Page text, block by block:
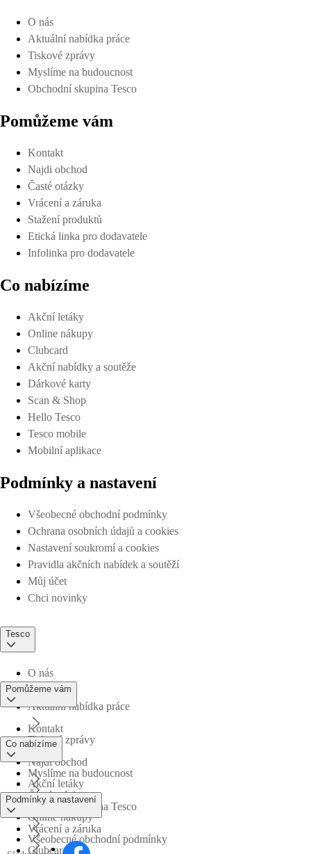
O nás
Aktuální nabídka práce
Tiskové zprávy
Myslíme na budoucnost
Obchodní skupina Tesco
Pomůžeme vám
Kontakt
Najdi obchod
Časté otázky
Vrácení a záruka
Stažení produktů
Etická linka pro dodavatele
Infolinka pro dodavatele
Co nabízíme
Akční letáky
Online nákupy
Clubcard
Akční nabídky a soutěže
Dárkové karty
Scan & Shop
Hello Tesco
Tesco mobile
Mobilní aplikace
Podmínky a nastavení
Všeobecné obchodní podmínky
Ochrana osobních údajů a cookies
Nastavení soukromí a cookies
Pravidla akčních nabídek a soutěží
Můj účet
Chci novinky
Tesco
O nás
Aktuální nabídka práce
Tiskové zprávy
Myslíme na budoucnost
Obchodní skupina Tesco
Pomůžeme vám
Kontakt
Najdi obchod
Časté otázky
Vrácení a záruka
Co nabízíme
Akční letáky
Online nákupy
Clubcard
Podmínky a nastavení
Všeobecné obchodní podmínky